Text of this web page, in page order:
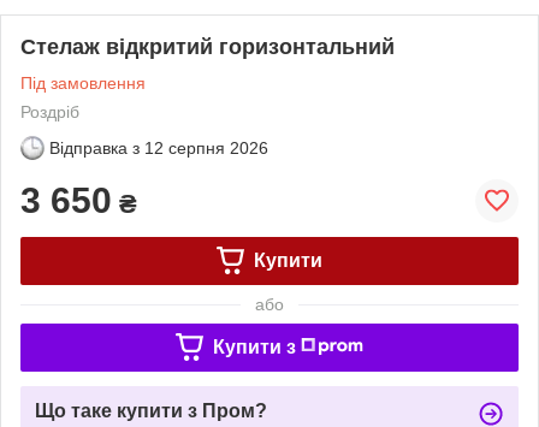
Стелаж відкритий горизонтальний
Під замовлення
Роздріб
Відправка з 12 серпня 2026
3 650 ₴
Купити
або
Купити з
Що таке купити з Пром?